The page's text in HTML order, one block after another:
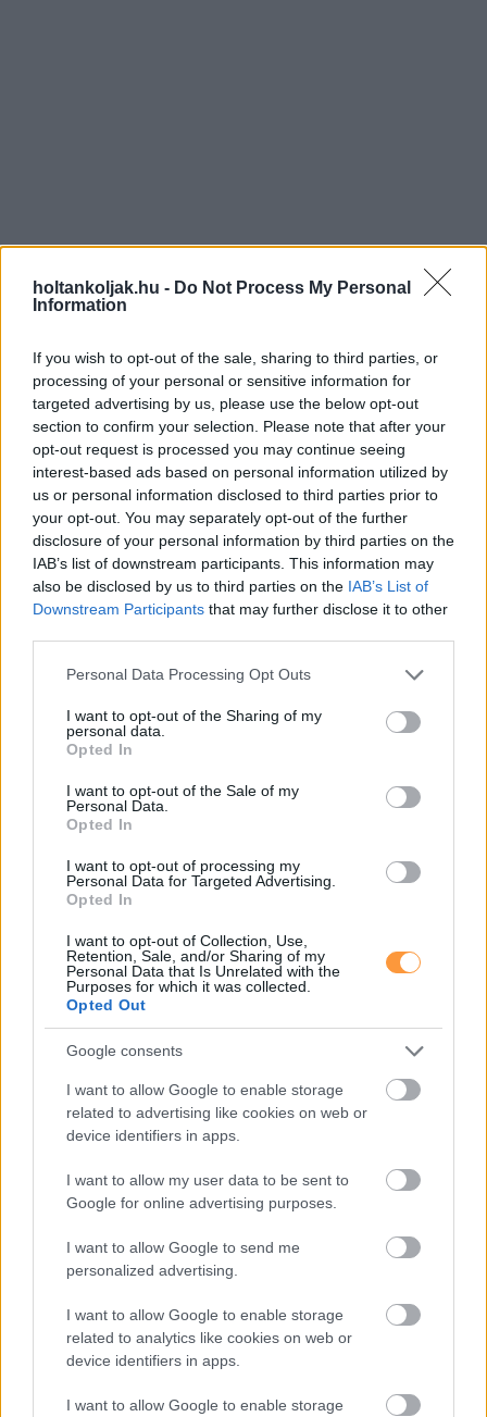
holtankoljak.hu - Do Not Process My Personal
Information
If you wish to opt-out of the sale, sharing to third parties, or
processing of your personal or sensitive information for
targeted advertising by us, please use the below opt-out
section to confirm your selection. Please note that after your
opt-out request is processed you may continue seeing
interest-based ads based on personal information utilized by
us or personal information disclosed to third parties prior to
your opt-out. You may separately opt-out of the further
disclosure of your personal information by third parties on the
IAB’s list of downstream participants. This information may
also be disclosed by us to third parties on the IAB’s List of
Downstream Participants that may further disclose it to other
Please note that this website/app uses one or more Google
not limited to your visit or usage behaviour. You may click to
grant or deny consent to Google and its third-party tags to
use your data for below specified purposes in below Google
consent section.
Personal Data Processing Opt Outs
I want to opt-out of the Sharing of my
personal data.
Opted In
I want to opt-out of the Sale of my
Personal Data.
Opted In
I want to opt-out of processing my
Personal Data for Targeted Advertising.
Opted In
I want to opt-out of Collection, Use,
Retention, Sale, and/or Sharing of my
Personal Data that Is Unrelated with the
Purposes for which it was collected.
Opted Out
Google consents
I want to allow Google to enable storage
related to advertising like cookies on web or
device identifiers in apps.
I want to allow my user data to be sent to
Google for online advertising purposes.
I want to allow Google to send me
personalized advertising.
I want to allow Google to enable storage
related to analytics like cookies on web or
device identifiers in apps.
I want to allow Google to enable storage